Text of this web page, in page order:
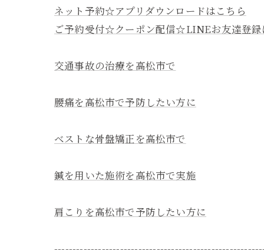
ネット予約☆アプリダウンロードはこちら
ご予約受付☆クーポン配信☆LINEお友達登録
交通事故の治療を高松市で
腰痛を高松市で予防したい方に
ベストな骨盤矯正を高松市で
鍼を用いた施術を高松市で実施
肩こりを高松市で予防したい方に